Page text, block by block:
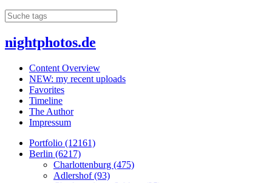
nightphotos.de
Content Overview
NEW: my recent uploads
Favorites
Timeline
The Author
Impressum
Portfolio (12161)
Berlin (6217)
Charlottenburg (475)
Adlershof (93)